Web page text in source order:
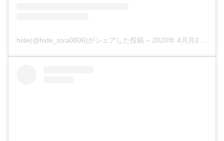
hide(@hide_tora0806)がシェアした投稿 – 2020年 4月月26日午前4時56分PDT